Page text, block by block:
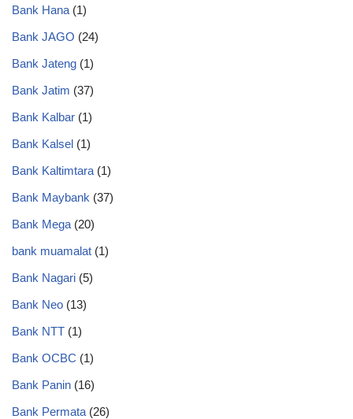
Bank Hana (1)
Bank JAGO (24)
Bank Jateng (1)
Bank Jatim (37)
Bank Kalbar (1)
Bank Kalsel (1)
Bank Kaltimtara (1)
Bank Maybank (37)
Bank Mega (20)
bank muamalat (1)
Bank Nagari (5)
Bank Neo (13)
Bank NTT (1)
Bank OCBC (1)
Bank Panin (16)
Bank Permata (26)